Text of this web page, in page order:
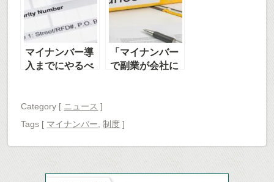
マイナンバー導
入までにやるべ
「マイナンバー
で副業が会社に
Category [ ニュース ]
Tags [ マイナンバー,制度 ]